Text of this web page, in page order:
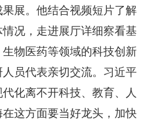
展。他结合视频短片了解
况，走进展厅详细察看基
物医药等领域的科技创新
员代表亲切交流。习近平
化离不开科技、教育、人
这方面要当好龙头，加快